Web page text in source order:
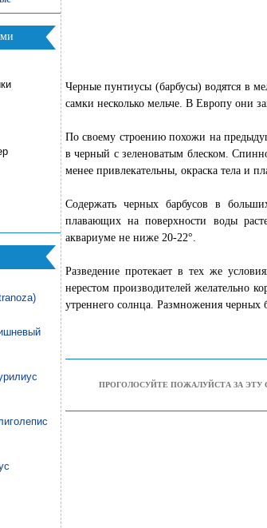
Черные пунтиусы (барбусы) водятся в
самки несколько мельче. В Европу они
По своему строению похожи на
в черный с зеленоватым блеском.
менее привлекательны, окраска тела и
Содержать черных барбусов в
плавающих на поверхности воды
аквариуме не ниже 20-22°.
Разведение протекает в тех же
нерестом производителей желательно
утреннего солнца. Размножения черных
ПРОГОЛОСУЙТЕ ПОЖАЛУЙСТА ЗА ЭТУ